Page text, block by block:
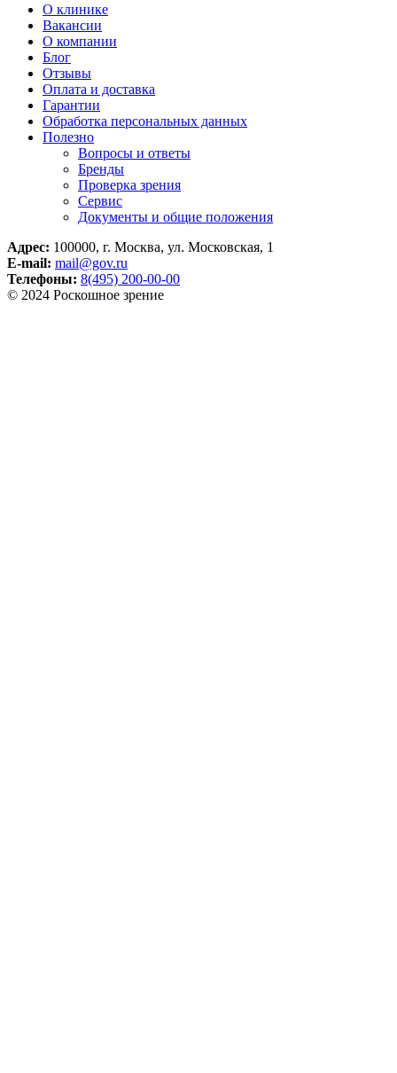
О клинике
Вакансии
О компании
Блог
Отзывы
Оплата и доставка
Гарантии
Обработка персональных данных
Полезно
Вопросы и ответы
Бренды
Проверка зрения
Сервис
Документы и общие положения
Адрес: 100000, г. Москва, ул. Московская, 1
E-mail: mail@gov.ru
Телефоны: 8(495) 200-00-00
© 2024 Роскошное зрение